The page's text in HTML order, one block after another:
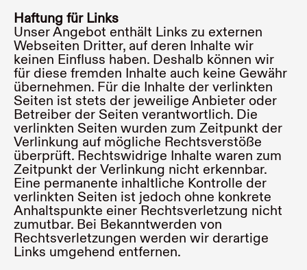
Haftung für Links
Unser Angebot enthält Links zu externen
Webseiten Dritter, auf deren Inhalte wir
keinen Einfluss haben. Deshalb können wir
für diese fremden Inhalte auch keine Gewähr
übernehmen. Für die Inhalte der verlinkten
Seiten ist stets der jeweilige Anbieter oder
Betreiber der Seiten verantwortlich. Die
verlinkten Seiten wurden zum Zeitpunkt der
Verlinkung auf mögliche Rechtsverstöße
überprüft. Rechtswidrige Inhalte waren zum
Zeitpunkt der Verlinkung nicht erkennbar.
Eine permanente inhaltliche Kontrolle der
verlinkten Seiten ist jedoch ohne konkrete
Anhaltspunkte einer Rechtsverletzung nicht
zumutbar. Bei Bekanntwerden von
Rechtsverletzungen werden wir derartige
Links umgehend entfernen.